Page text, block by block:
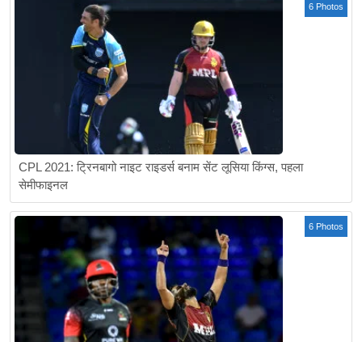
6 Photos
CPL 2021: ट्रिनबागो नाइट राइडर्स बनाम सेंट लूसिया किंग्स, पहला
सेमीफाइनल
6 Photos